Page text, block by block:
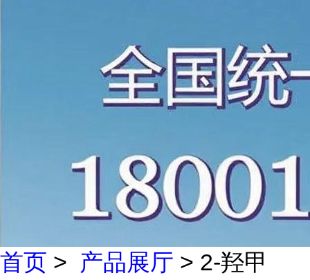
首页 > 产品展厅 > 2-羟甲